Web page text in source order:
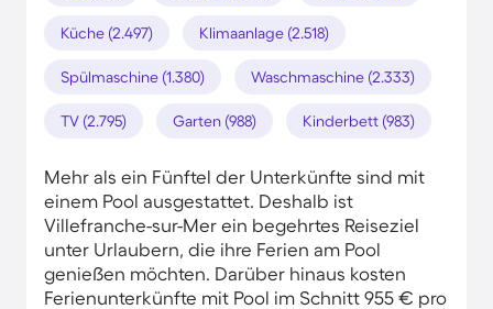
Küche (2.497) Klimaanlage (2.518)
Spülmaschine (1.380) Waschmaschine (2.333)
TV (2.795) Garten (988) Kinderbett (983)
Mehr als ein Fünftel der Unterkünfte sind mit
einem Pool ausgestattet. Deshalb ist
Villefranche-sur-Mer ein begehrtes Reiseziel
unter Urlaubern, die ihre Ferien am Pool
genießen möchten. Darüber hinaus kosten
Ferienunterkünfte mit Pool im Schnitt 955 € pro